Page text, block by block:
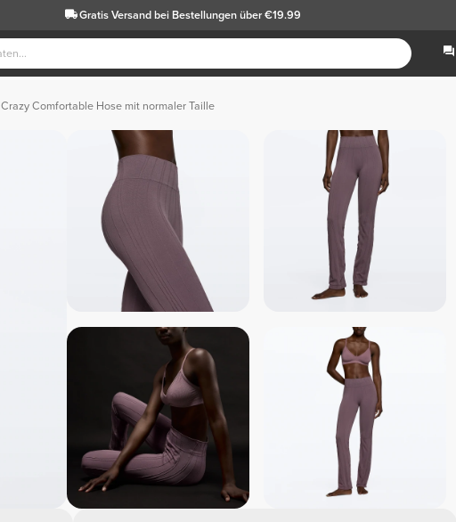
Gratis Versandbei Bestellungen über €19.99
Crazy Comfortable Hose mit normaler Taille